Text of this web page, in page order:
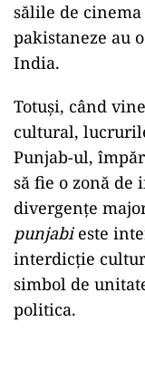
sălile de
pakistaneze au
India.
Totuși, când
cultural,
Punjab-ul,
să fie o zonă de
divergențe
punjabieste
interdicție
simbol de
politica.